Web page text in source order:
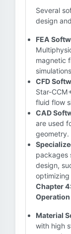
Several
design
FEA
magnetic
CFD
Star-
fluid flow
CAD
are used
geometry.
packages
design,
optimizing
Chapter
Operation
Material
with high